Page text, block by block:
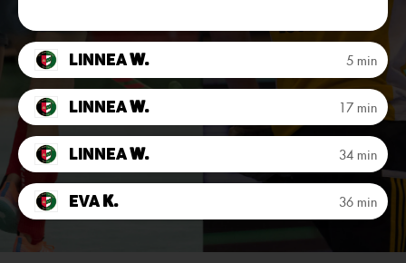
LinneaW. 5 min
LinneaW. 17 min
LinneaW. 34 min
EvaK. 36 min